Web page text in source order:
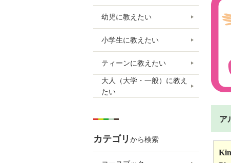
ア
幼児に教えたい
小学生に教えたい
ティーンに教えたい
大人（大学・一般）に教え
たい
カテゴリ から検索